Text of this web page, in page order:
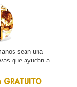
sean una
que ayudan a